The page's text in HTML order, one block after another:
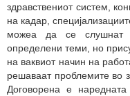
здравствениот систем,
на кадар,
можеа да се слушнат
определени теми, но
на ваквиот начин на
решаваат проблемите во
Договорена е